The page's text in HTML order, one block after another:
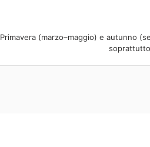
Primavera (marzo–maggio) e autunno